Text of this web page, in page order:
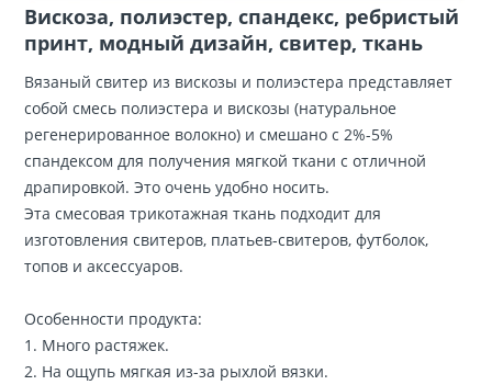
Вискоза, полиэстер, спандекс, ребристый
принт, модный дизайн, свитер, ткань
Вязаный свитер из вискозы и полиэстера представляет
собой смесь полиэстера и вискозы (натуральное
регенерированное волокно) и смешано с 2%-5%
спандексом для получения мягкой ткани с отличной
драпировкой. Это очень удобно носить.
Эта смесовая трикотажная ткань подходит для
изготовления свитеров, платьев-свитеров, футболок,
топов и аксессуаров.
Особенности продукта:
1. Много растяжек.
2. На ощупь мягкая из-за рыхлой вязки.